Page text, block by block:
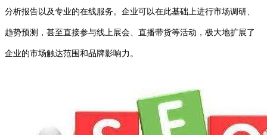
分析报告以及专业的在线服务。企业可以在此基础上进行市场调研、
趋势预测，甚至直接参与线上展会、直播带货等活动，极大地扩展了
企业的市场触达范围和品牌影响力。